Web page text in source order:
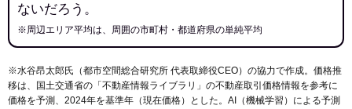
ないだろう。
※周辺エリア平均は、周囲の市町村・都道府県の単純平均
※水谷昂太郎氏（都市空間総合研究所 代表取締役CEO）の協力で作成。価格推
移は、国土交通省の「 不動産情報ライブラリ 」の不動産取引価格情報を参考に
価格を予測、2024年を基準年（現在価格）とした。AI（機械学習）による予測